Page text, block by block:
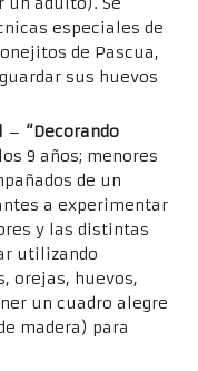
especiales de
de Pascua,
sus huevos
– “Decorando
9 años; menores
de un
a experimentar
y las distintas
utilizando
orejas, huevos,
un cuadro alegre
madera) para